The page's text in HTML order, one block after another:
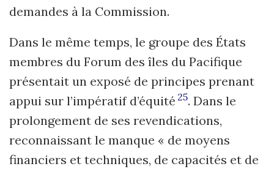
demandes à la Commission.
Dans le même temps, le groupe des États
membres du Forum des îles du Pacifique
présentait un exposé de principes prenant
appui sur l’impératif d’équité 25. Dans le
prolongement de ses revendications,
reconnaissant le manque « de moyens
financiers et techniques, de capacités et de